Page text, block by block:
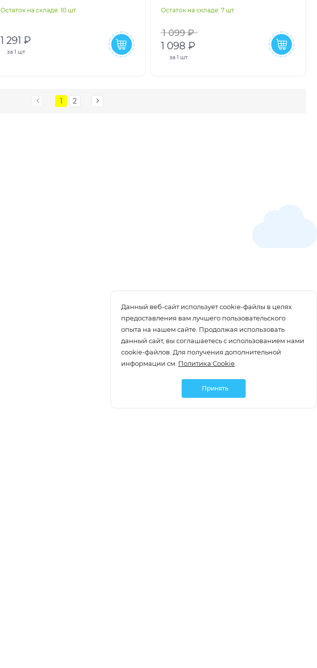
Остаток на складе: 10 шт
1 291 ₽
за 1 шт
Остаток на складе: 7 шт
1 099 ₽
1 098 ₽
за 1 шт
1 2
Данный веб-сайт использует cookie-файлы в целях
предоставления вам лучшего пользовательского
опыта на нашем сайте. Продолжая использовать
данный сайт, вы соглашаетесь с использованием нами
cookie-файлов. Для получения дополнительной
информации см. Политика Cookie
Принять